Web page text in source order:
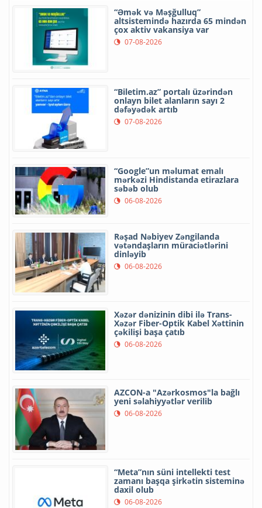
“Əmək və Məşğulluq”
altsistemində hazırda 65 mindən
çox aktiv vakansiya var
07-08-2026
“Biletim.az” portalı üzərindən
onlayn bilet alanların sayı 2
dəfəyədək artıb
07-08-2026
“Google”un məlumat emalı
mərkəzi Hindistanda etirazlara
səbəb olub
06-08-2026
Rəşad Nəbiyev Zəngilanda
vətəndaşların müraciətlərini
dinləyib
06-08-2026
Xəzər dənizinin dibi ilə Trans-
Xəzər Fiber-Optik Kabel Xəttinin
çəkilişi başa çatıb
06-08-2026
AZCON-a "Azərkosmos"la bağlı
yeni səlahiyyətlər verilib
06-08-2026
“Meta”nın süni intellekti test
zamanı başqa şirkətin sisteminə
daxil olub
06-08-2026